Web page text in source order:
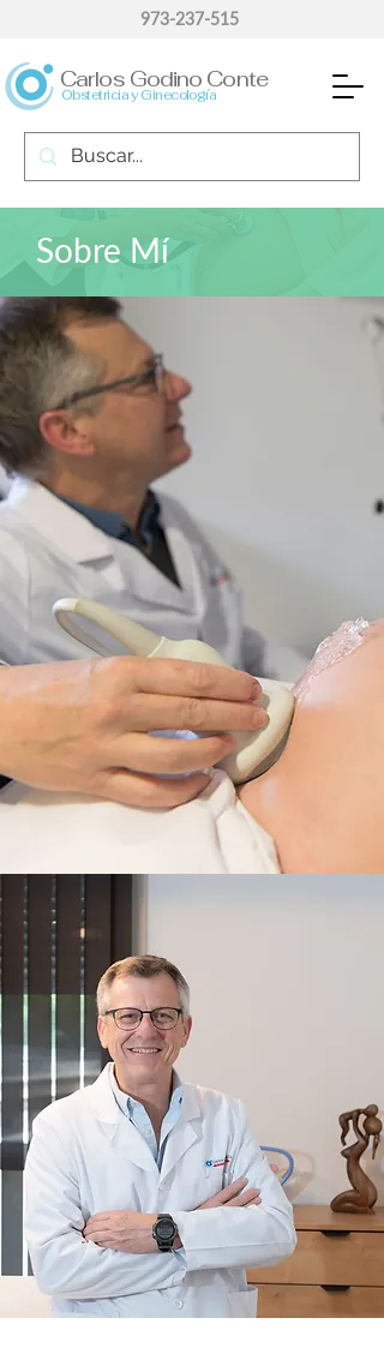
Obstetricia y Ginecología
Carlos Godino Conte
973-237-515
Sobre Mí